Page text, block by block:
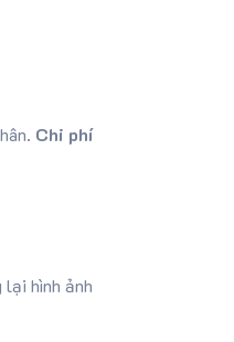
Chi phí
lại hình ảnh